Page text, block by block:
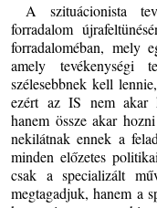
A szituácionista
forradalom
forradaloméban, mely
amely tevékenységi
szélesebbnek kell
ezért az IS nem akar
hanem össze akar
nekilátnak ennek a
minden előzetes
csak a specializált
megtagadjuk, hanem a